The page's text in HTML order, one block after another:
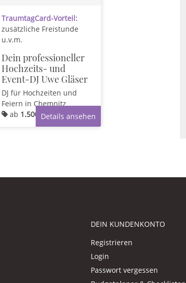
TraumtagCard-Vorteil:
zusätzliche Freistunde
u.v.m.
Dein professioneller
Hochzeits- und
Event-DJ Uwe Gläser
DJ für Hochzeiten und
Feiern in Chemnitz
ab 1.500,00 €Details ansehen
DEIN KUNDENKONTO
Registrieren
Login
Passwort vergessen